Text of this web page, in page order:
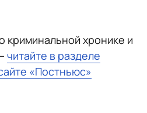
криминальной хронике и
читайте в разделе
«Постньюс»